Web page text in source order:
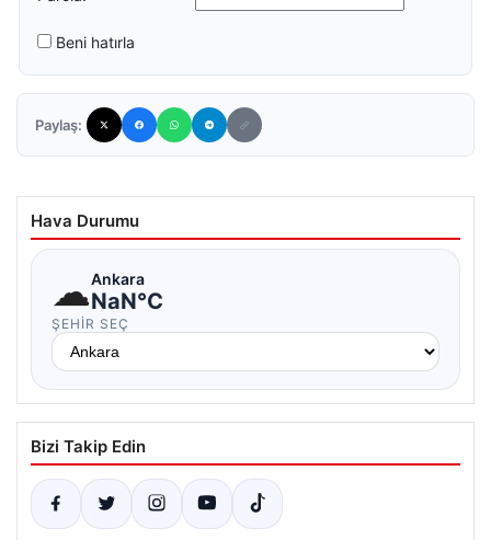
Beni hatırla
Paylaş:
Hava Durumu
☁Ankara
NaN°C
ŞEHIR SEÇ
Bizi Takip Edin